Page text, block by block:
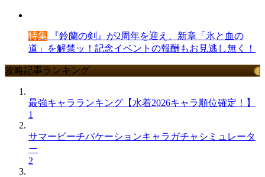
特集 『鈴蘭の剣』が2周年を迎え、新章「氷と血の
道」を解禁ッ！記念イベントの報酬もお見逃し無く！
攻略記事ランキング
最強キャラランキング【水着2026キャラ順位確定！】
1
サマービーチバケーションキャラガチャシミュレータ
ー
2